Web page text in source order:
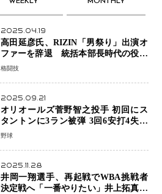
2025.04.19
高田延彦氏、RIZIN「男祭り」出演オ
ファーを辞退 統括本部長時代の役目
「すでに終えています」と明言
格闘技
2025.09.21
オリオールズ菅野智之投手 初回にス
タントンに3ラン被弾 3回6安打4失点
で降板
野球
2025.11.28
井岡一翔選手、再起戦でWBA挑戦者
決定戦へ「一番やりたい」井上拓真選